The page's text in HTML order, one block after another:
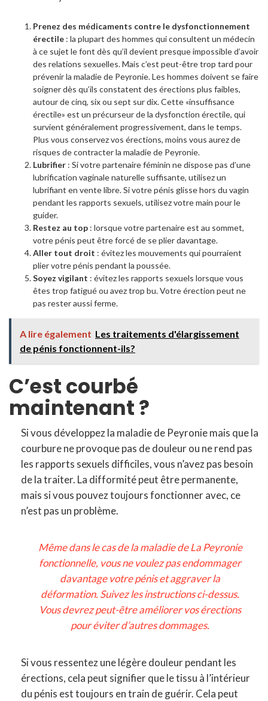
Prenez des médicaments contre le dysfonctionnement
érectile : la plupart des hommes qui consultent un médecin
à ce sujet le font dès qu’il devient presque impossible d’avoir
des relations sexuelles. Mais c’est peut-être trop tard pour
prévenir la maladie de Peyronie. Les hommes doivent se faire
soigner dès qu’ils constatent des érections plus faibles,
autour de cinq, six ou sept sur dix. Cette «insuffisance
érectile» est un précurseur de la dysfonction érectile, qui
survient généralement progressivement, dans le temps.
Plus vous conservez vos érections, moins vous aurez de
risques de contracter la maladie de Peyronie.
Lubrifier : Si votre partenaire féminin ne dispose pas d’une
lubrification vaginale naturelle suffisante, utilisez un
lubrifiant en vente libre. Si votre pénis glisse hors du vagin
pendant les rapports sexuels, utilisez votre main pour le
guider.
Restez au top : lorsque votre partenaire est au sommet,
votre pénis peut être forcé de se plier davantage.
Aller tout droit : évitez les mouvements qui pourraient
plier votre pénis pendant la poussée.
Soyez vigilant : évitez les rapports sexuels lorsque vous
êtes trop fatigué ou avez trop bu. Votre érection peut ne
pas rester aussi ferme.
A lire également Les traitements d'élargissement
de pénis fonctionnent-ils?
C’est courbé
maintenant ?
Si vous développez la maladie de Peyronie mais que la
courbure ne provoque pas de douleur ou ne rend pas
les rapports sexuels difficiles, vous n’avez pas besoin
de la traiter. La difformité peut être permanente,
mais si vous pouvez toujours fonctionner avec, ce
n’est pas un problème.
Même dans le cas de la maladie de La Peyronie
fonctionnelle, vous ne voulez pas endommager
davantage votre pénis et aggraver la
déformation. Suivez les instructions ci-dessus.
Vous devrez peut-être améliorer vos érections
pour éviter d’autres dommages.
Si vous ressentez une légère douleur pendant les
érections, cela peut signifier que le tissu à l’intérieur
du pénis est toujours en train de guérir. Cela peut